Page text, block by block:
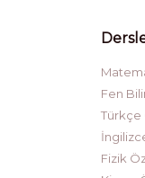
Fen
Türkçe
Fizik